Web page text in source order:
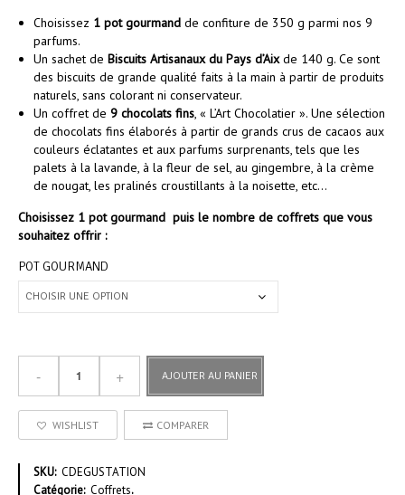
Choisissez 1 pot gourmand de confiture de 350 g parmi nos 9
parfums.
Un sachet de Biscuits Artisanaux du Pays d’Aixde 140 g. Ce sont
des biscuits de grande qualité faits à la main à partir de produits
naturels, sans colorant ni conservateur.
Un coffret de 9 chocolats fins, « L’Art Chocolatier ». Une sélection
de chocolats fins élaborés à partir de grands crus de cacaos aux
couleurs éclatantes et aux parfums surprenants, tels que les
palets à la lavande, à la fleur de sel, au gingembre, à la crème
de nougat, les pralinés croustillants à la noisette, etc…
Choisissez 1 pot gourmand puis le nombre de coffrets que vous
souhaitez offrir :
POT GOURMAND
AJOUTER AU PANIER
WISHLIST COMPARER
SKU: CDEGUSTATION
Catégorie: Coffrets.